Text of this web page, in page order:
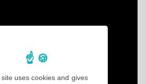
uses cookies and gives